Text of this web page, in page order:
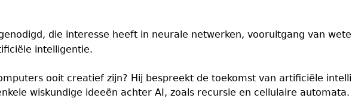
die interesse heeft in neurale netwerken, vooruitgang van
intelligentie.
ooit creatief zijn? Hij bespreekt de toekomst van artificiële
wiskundige ideeën achter AI, zoals recursie en cellulaire automata.